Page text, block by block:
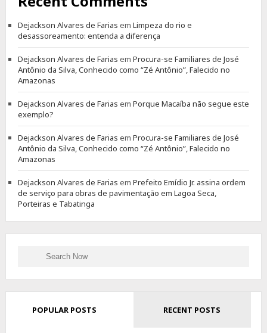
Dejackson Alvares de Farias em Limpeza do rio e
desassoreamento: entenda a diferença
Dejackson Alvares de Farias em Procura-se Familiares de José
Antônio da Silva, Conhecido como “Zé Antônio”, Falecido no
Amazonas
Dejackson Alvares de Farias em Porque Macaíba não segue este
exemplo?
Dejackson Alvares de Farias em Procura-se Familiares de José
Antônio da Silva, Conhecido como “Zé Antônio”, Falecido no
Amazonas
Dejackson Alvares de Farias em Prefeito Emídio Jr. assina ordem
de serviço para obras de pavimentação em Lagoa Seca,
Porteiras e Tabatinga
Search
POPULAR POSTS RECENT POSTS